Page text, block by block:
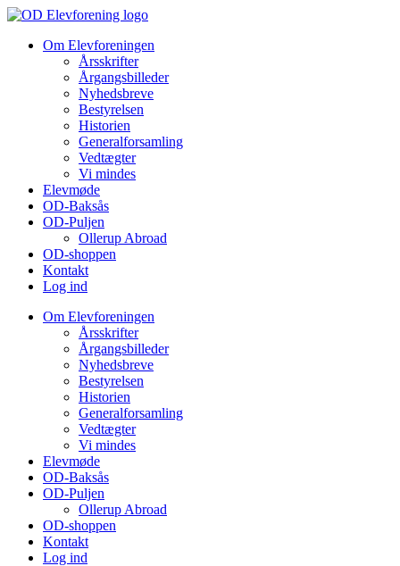
Videre
indholdOm Elevforeningen
Årsskrifter
Årgangsbilleder
Nyhedsbreve
Bestyrelsen
Historien
Generalforsamling
Vedtægter
Vi mindes
Elevmøde
OD-Baksås
OD-Puljen
Ollerup Abroad
OD-shoppen
Kontakt
Log ind
Om Elevforeningen
Årsskrifter
Årgangsbilleder
Nyhedsbreve
Bestyrelsen
Historien
Generalforsamling
Vedtægter
Vi mindes
Elevmøde
OD-Baksås
OD-Puljen
Ollerup Abroad
OD-shoppen
Kontakt
Log ind